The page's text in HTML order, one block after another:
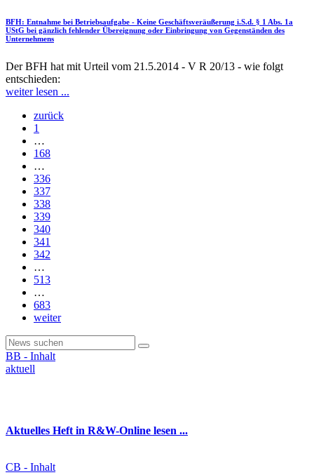
BFH: Entnahme bei Betriebsaufgabe - Keine Geschäftsveräußerung i.S.d. § 1 Abs. 1a
UStG bei gänzlich fehlender Übereignung oder Einbringung von Gegenständen des
Unternehmens
Der BFH hat mit Urteil vom 21.5.2014 - V R 20/13 - wie folgt
entschieden:
weiter lesen ...
zurück
1
…
168
…
336
337
338
339
340
341
342
…
513
…
683
weiter
BB - Inhalt
aktuell
Aktuelles Heft in R&W-Online lesen ...
CB - Inhalt